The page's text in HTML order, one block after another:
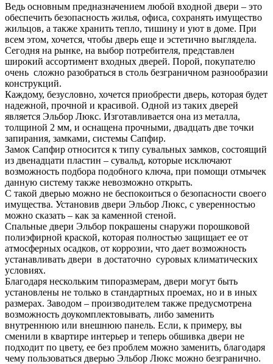
Ведь основным предназначением любой входной двери – это
обеспечить безопасность жилья, офиса, сохранять имущество
жильцов, а также хранить тепло, тишину и уют в доме. При
всем этом, хочется, чтобы дверь еще и эстетично выглядела.
Сегодня на рынке, на выбор потребителя, представлен
широкий ассортимент входных дверей. Порой, покупателю
очень сложно разобраться в столь безграничном разнообразии
конструкций.
Каждому, безусловно, хочется приобрести дверь, которая будет
надежной, прочной и красивой. Одной из таких дверей
является Эльбор Люкс. Изготавливается она из металла,
толщиной 2 мм, и оснащена прочными, двадцать две точки
запирания, замками, системы Сапфир.
Замок Сапфир относится к типу сувальных замков, состоящий
из двенадцати пластин – сувальд, которые исключают
возможность подбора подобного ключа, при помощи отмычек
данную систему также невозможно открыть.
С такой дверью можно не беспокоиться о безопасности своего
имущества. Установив двери Эльбор Люкс, с уверенностью
можно сказать – как за каменной стеной.
Спальные двери Эльбор покрашены снаружи порошковой
полиэфирной краской, которая полностью защищает ее от
атмосферных осадков, от коррозии, что дает возможность
устанавливать двери в достаточно суровых климатических
условиях.
Благодаря нескольким типоразмерам, двери могут быть
установлены не только в стандартных проемах, но и в иных
размерах. Заводом – производителем также предусмотрена
возможность доукомплектовывать, либо заменить
внутреннюю или внешнюю панель. Если, к примеру, вы
сменили в квартире интерьер и теперь обшивка двери не
подходит по цвету, ее без проблем можно заменить, благодаря
чему пользоваться дверью Эльбор Люкс можно безгранично.